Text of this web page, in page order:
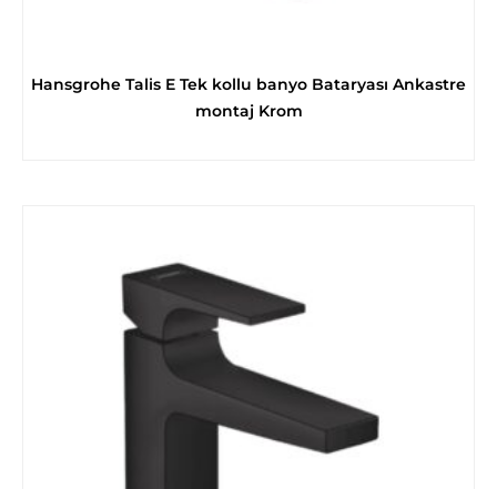
Hansgrohe Talis E Tek kollu banyo Bataryası Ankastre
montaj Krom